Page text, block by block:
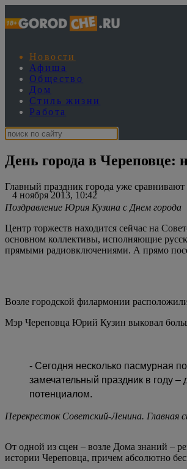
Новости
Афиша
Общество
Дом
Стиль жизни
Работа
День города в Череповце:
4 ноября 2013, 10:42
Главный праздник города уже
Поздравление Юрия Кузина с Днем города
Центр торжеств находится сейчас на
основном коллективы, исполняющие
прямыми радиовключениями. А прямо
Возле городской филармонии
Мэр Череповца Юрий Кузин выковал
- Сегодня несколько пасмурная
замечательный праздник в году
потенциалом.
Перекресток Советский-Ленина. Главная
От одной из сцен – возле Дома знаний –
истории Череповца, причем абсолютно